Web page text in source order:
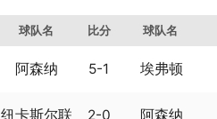
球队名 比分 球队名
阿森纳 5-1 埃弗顿
纽卡斯尔联 2-0 阿森纳